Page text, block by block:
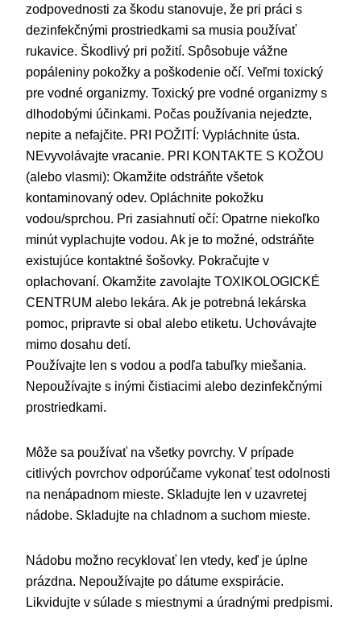
zodpovednosti za škodu stanovuje, že pri práci s
dezinfekčnými prostriedkami sa musia používať
rukavice. Škodlivý pri požití. Spôsobuje vážne
popáleniny pokožky a poškodenie očí. Veľmi toxický
pre vodné organizmy. Toxický pre vodné organizmy s
dlhodobými účinkami. Počas používania nejedzte,
nepite a nefajčite. PRI POŽITÍ: Vypláchnite ústa.
NEvyvolávajte vracanie. PRI KONTAKTE S KOŽOU
(alebo vlasmi): Okamžite odstráňte všetok
kontaminovaný odev. Opláchnite pokožku
vodou/sprchou. Pri zasiahnutí očí: Opatrne niekoľko
minút vyplachujte vodou. Ak je to možné, odstráňte
existujúce kontaktné šošovky. Pokračujte v
oplachovaní. Okamžite zavolajte TOXIKOLOGICKÉ
CENTRUM alebo lekára. Ak je potrebná lekárska
pomoc, pripravte si obal alebo etiketu. Uchovávajte
mimo dosahu detí.
Používajte len s vodou a podľa tabuľky miešania.
Nepoužívajte s inými čistiacimi alebo dezinfekčnými
prostriedkami.
Môže sa používať na všetky povrchy. V prípade
citlivých povrchov odporúčame vykonať test odolnosti
na nenápadnom mieste. Skladujte len v uzavretej
nádobe. Skladujte na chladnom a suchom mieste.
Nádobu možno recyklovať len vtedy, keď je úplne
prázdna. Nepoužívajte po dátume exspirácie.
Likvidujte v súlade s miestnymi a úradnými predpismi.